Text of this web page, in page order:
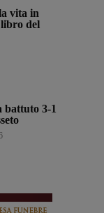
vita in
del
3-1